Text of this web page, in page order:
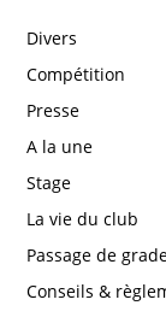
Divers
Compétition
Presse
A la une
Stage
La vie du club
Passage de
Conseils &